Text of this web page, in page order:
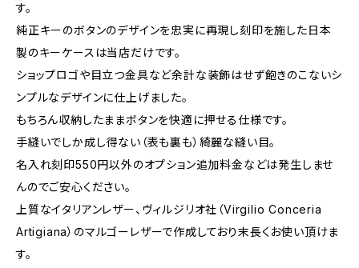
す。
純正キーのボタンのデザインを忠実に再現し刻印を施した日本
製のキーケースは当店だけです。
ショップロゴや目立つ金具など余計な装飾はせず飽きのこないシ
ンプルなデザインに仕上げました。
もちろん収納したままボタンを快適に押せる仕様です。
手縫いでしか成し得ない（表も裏も）綺麗な縫い目。
名入れ刻印550円以外のオプション追加料金などは発生しませ
んのでご安心ください。
上質なイタリアンレザー、ヴィルジリオ社（Virgilio Conceria
Artigiana）のマルゴーレザーで作成しており末長くお使い頂けま
す。